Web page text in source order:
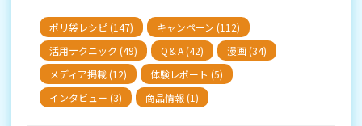
ポリ袋レシピ (147)
キャンペーン (112)
活用テクニック (49)
Q＆A (42)
漫画 (34)
メディア掲載 (12)
体験レポート (5)
インタビュー (3)
商品情報 (1)